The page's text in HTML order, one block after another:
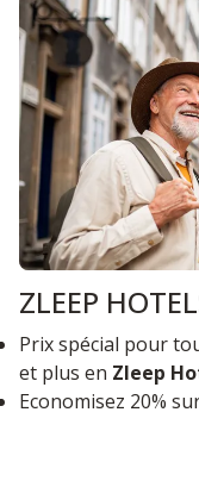
ZLEEP
Prix spécial pour
et plus en Zleep
Economisez 20%